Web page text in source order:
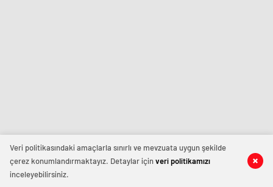
Veri politikasındaki amaçlarla sınırlı ve mevzuata uygun şekilde
çerez konumlandırmaktayız. Detaylar içinveri politikamızı
inceleyebilirsiniz.